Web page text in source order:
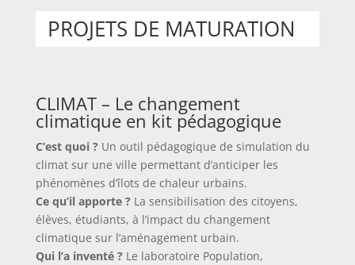
PROJETS DE MATURATION
CLIMAT – Le changement
climatique en kit pédagogique
C’est quoi ?Un outil pédagogique de simulation du
climat sur une ville permettant d’anticiper les
phénomènes d’îlots de chaleur urbains.
Ce qu’il apporte ?La sensibilisation des citoyens,
élèves, étudiants, à l’impact du changement
climatique sur l’aménagement urbain.
Qui l’a inventé ?Le laboratoire Population,